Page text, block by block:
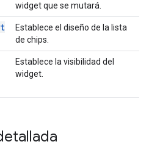
widget que se mutará.
Establece el diseño de la lista
de chips.
Establece la visibilidad del
widget.